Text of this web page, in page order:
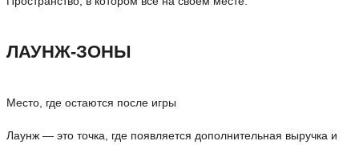
ЛАУНЖ-ЗОНЫ
Место, где остаются после игры
Лаунж — это точка, где появляется дополнительная выручка и